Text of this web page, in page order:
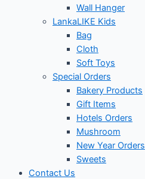
Wall Hanger
LankaLIKE Kids
Bag
Cloth
Soft Toys
Special Orders
Bakery Products
Gift Items
Hotels Orders
Mushroom
New Year Orders
Sweets
Contact Us